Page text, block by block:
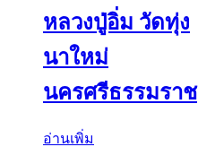
หลวงปู่อิ่ม วัดทุ่ง
นาใหม่
นครศรีธรรมราช
อ่านเพิ่ม